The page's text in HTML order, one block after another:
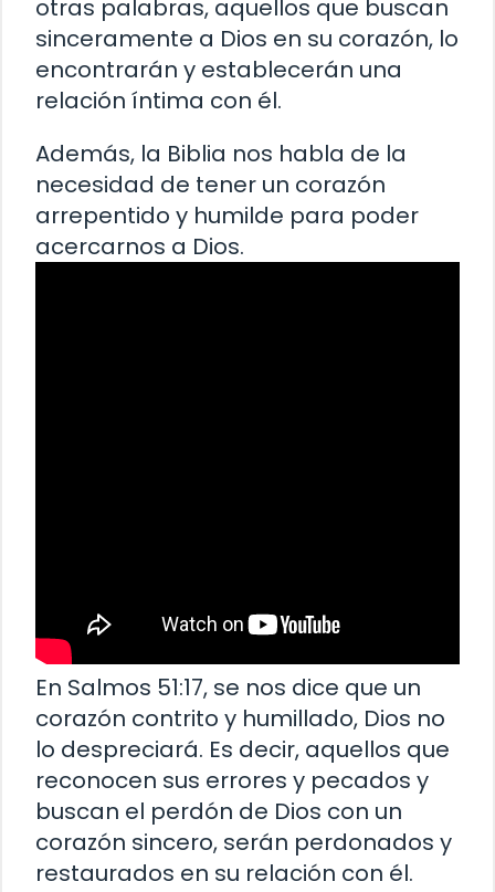
otras palabras, aquellos que buscan
sinceramente a Dios en su corazón, lo
encontrarán y establecerán una
relación íntima con él.
Además, la Biblia nos habla de la
necesidad de tener un corazón
arrepentido y humilde para poder
acercarnos a Dios.
En Salmos 51:17, se nos dice que un
corazón contrito y humillado, Dios no
lo despreciará. Es decir, aquellos que
reconocen sus errores y pecados y
buscan el perdón de Dios con un
corazón sincero, serán perdonados y
restaurados en su relación con él.